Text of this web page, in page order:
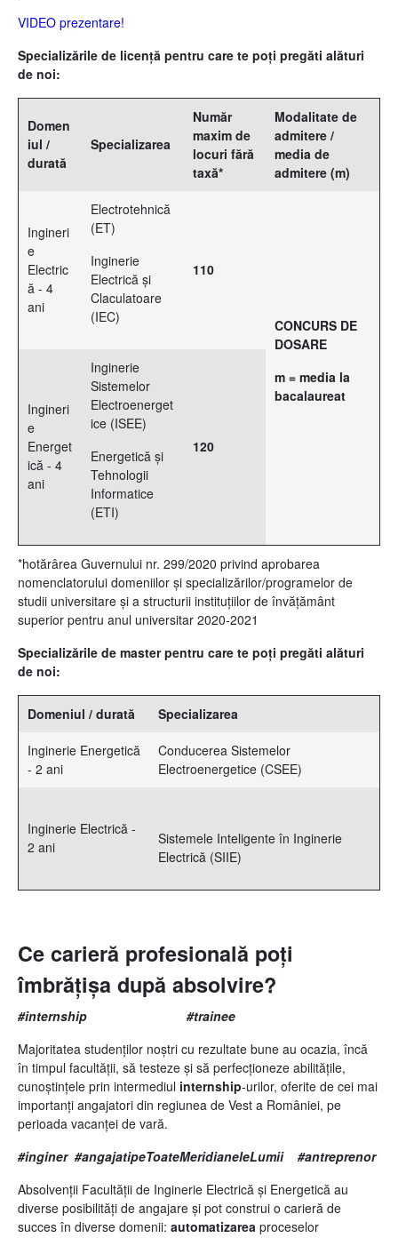
VIDEO prezentare!
Specializările de licență pentru care te poți pregăti alături
de noi:
Domen
iul /
durată
Specializarea
Număr
maxim de
locuri fără
taxă*
Modalitate de
admitere /
media de
admitere (m)
Ingineri
e
Electric
ă - 4
ani
Electrotehnică
(ET)
Inginerie
Electrică și
Claculatoare
(IEC)
110
CONCURS DE
DOSARE
m = media la
bacalaureat
Ingineri
e
Energet
ică - 4
ani
Inginerie
Sistemelor
Electroenerget
ice (ISEE)
Energetică și
Tehnologii
Informatice
(ETI)
120
*hotărârea Guvernului nr. 299/2020 privind aprobarea
nomenclatorului domeniilor și specializărilor/programelor de
studii universitare și a structurii instituțiilor de învățământ
superior pentru anul universitar 2020-2021
Specializările de master pentru care te poți pregăti alături
de noi:
Domeniul / durată Specializarea
Inginerie Energetică
- 2 ani
Conducerea Sistemelor
Electroenergetice (CSEE)
Inginerie Electrică -
2 ani
Sistemele Inteligente în Inginerie
Electrică (SIIE)
Ce carieră profesională poți
îmbrățișa după absolvire?
#internship #trainee
Majoritatea studenților noștri cu rezultate bune au ocazia, încă
în timpul facultății, să testeze și să perfecționeze abilitățile,
cunoștințele prin intermediul internship-urilor, oferite de cei mai
importanți angajatori din regiunea de Vest a României, pe
perioada vacanței de vară.
#inginer #angajatipeToateMeridianeleLumii #antreprenor
Absolvenții Facultății de Inginerie Electrică și Energetică au
diverse posibilități de angajare și pot construi o carieră de
succes în diverse domenii: automatizarea proceselor